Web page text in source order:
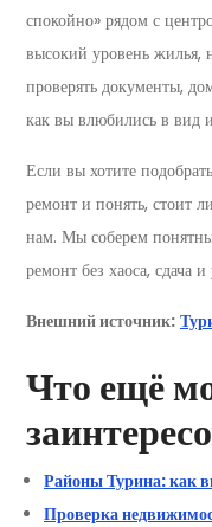
спокойно» рядом с
высокий уровень
проверять документы,
как вы влюбились в вид
Если вы хотите
ремонт и понять, стоит
нам. Мы соберем
ремонт без хаоса, сдача
Внешний источник:
Что ещё
Районы Турина: как
Проверка